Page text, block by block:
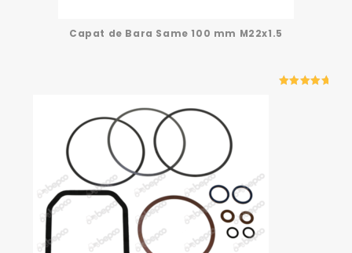
Capat de Bara Same 100 mm M22x1.5